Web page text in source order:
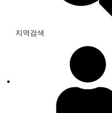
지역검색